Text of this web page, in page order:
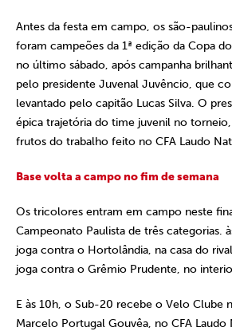
Antes da festa em campo, os são-
foram campeões da 1ª edição da Copa
no último sábado, após campanha
pelo presidente Juvenal Juvêncio, que
levantado pelo capitão Lucas Silva. O
épica trajetória do time juvenil no
frutos do trabalho feito no CFA Laudo
Base volta a campo no fim de semana
Os tricolores entram em campo neste
Campeonato Paulista de três categorias.
joga contra o Hortolândia, na casa do
joga contra o Grêmio Prudente, no
E às 10h, o Sub-20 recebe o Velo Clube
Marcelo Portugal Gouvêa, no CFA Laudo